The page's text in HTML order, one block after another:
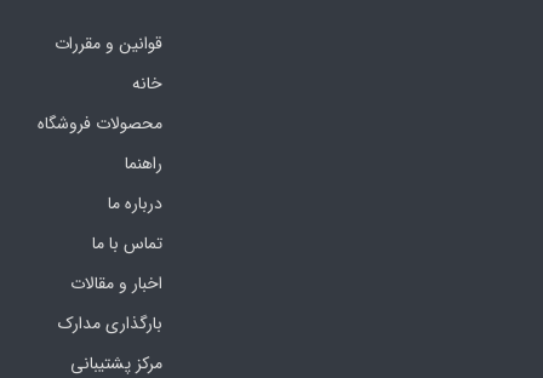
قوانین و مقررات
خانه
محصولات فروشگاه
راهنما
درباره ما
تماس با ما
اخبار و مقالات
بارگذاری مدارک
مرکز پشتیبانی